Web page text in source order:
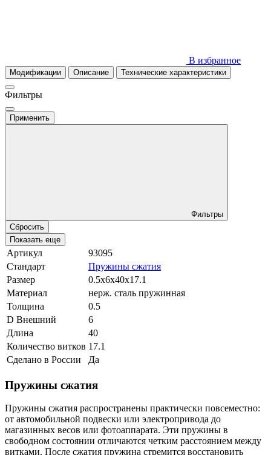
В избранное
Модификации Описание Технические характеристики
Фильтры
Применить
Фильтры
Сбросить
Показать еще
Артикул
93095
Стандарт
Пружины сжатия
Размер
0.5x6x40x17.1
Материал
нерж. сталь пружинная
Толщина
0.5
D Внешний
6
Длина
40
Количество витков 17.1
Сделано в России
Да
Пружины сжатия
Пружины сжатия распространены практически повсеместно:
от автомобильной подвески или электропривода до
магазинных весов или фотоаппарата. Эти пружины в
свободном состоянии отличаются четким расстоянием между
витками. После сжатия пружина стремится восстановить